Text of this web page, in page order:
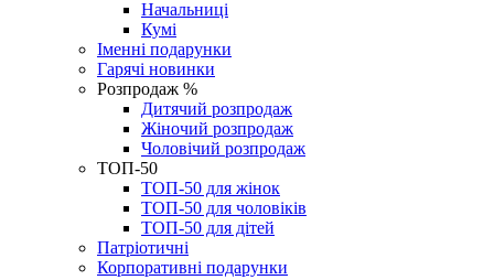
Начальниці
Кумі
Іменні подарунки
Гарячі новинки
Розпродаж %
Дитячий розпродаж
Жіночий розпродаж
Чоловічий розпродаж
ТОП-50
ТОП-50 для жінок
ТОП-50 для чоловіків
ТОП-50 для дітей
Патріотичні
Корпоративні подарунки